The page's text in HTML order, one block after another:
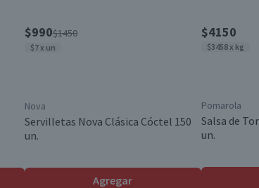
$990$1450
$7 x un
Nova
Servilletas Nova Clásica Cóctel 150
un.
Agregar
$4150
$3458 x kg
Pomarola
Salsa de
un.